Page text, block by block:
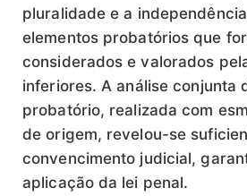
pluralidade e a
elementos probatórios que
considerados e valorados
inferiores. A análise conjunta
probatório, realizada com
de origem, revelou-se
convencimento judicial,
aplicação da lei penal.